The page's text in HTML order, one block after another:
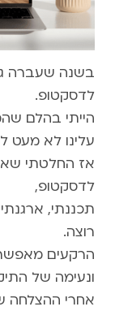
בשנה שעברה
לדסקטופ.
הייתי בהלם
עלינו לא מעט
אז החלטתי
לדסקטופ,
תכננתי,
רוצה.
הרקעים
ונעימה של
אחרי ההצלחה